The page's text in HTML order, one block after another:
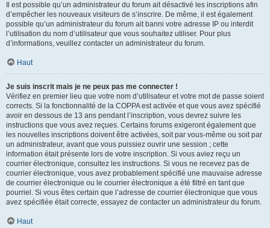
Il est possible qu’un administrateur du forum ait désactivé les inscriptions afin
d’empêcher les nouveaux visiteurs de s’inscrire. De même, il est également
possible qu’un administrateur du forum ait banni votre adresse IP ou interdit
l’utilisation du nom d’utilisateur que vous souhaitez utiliser. Pour plus
d’informations, veuillez contacter un administrateur du forum.
Haut
Je suis inscrit mais je ne peux pas me connecter !
Vérifiez en premier lieu que votre nom d’utilisateur et votre mot de passe soient
corrects. Si la fonctionnalité de la COPPA est activée et que vous avez spécifié
avoir en dessous de 13 ans pendant l’inscription, vous devrez suivre les
instructions que vous avez reçues. Certains forums exigeront également que
les nouvelles inscriptions doivent être activées, soit par vous-même ou soit par
un administrateur, avant que vous puissiez ouvrir une session ; cette
information était présente lors de votre inscription. Si vous aviez reçu un
courrier électronique, consultez les instructions. Si vous ne recevez pas de
courrier électronique, vous avez probablement spécifié une mauvaise adresse
de courrier électronique ou le courrier électronique a été filtré en tant que
pourriel. Si vous êtes certain que l’adresse de courrier électronique que vous
avez spécifiée était correcte, essayez de contacter un administrateur du forum.
Haut